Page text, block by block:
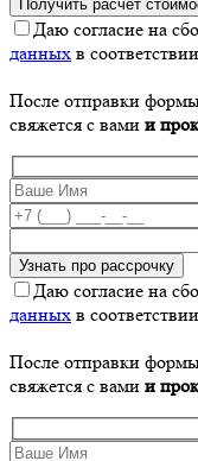
Даю согласие на
данных в
После отправки
свяжется с вами и
Даю согласие на
данных в
После отправки
свяжется с вами и